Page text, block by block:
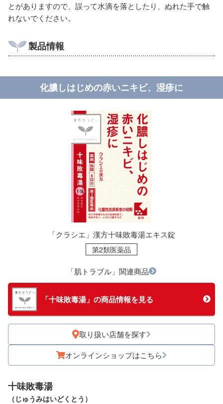
とがありますので、誤って水滴を落としたり、ぬれた手で触
れないでください。
製品情報
化膿しはじめの赤いニキビ、湿疹に
「クラシエ」漢方十味敗毒湯エキス錠
第2類医薬品
十味敗毒湯
（じゅうみはいどくとう）
「肌トラブル」関連商品
「十味敗毒湯」の商品情報を見る
取り扱い店舗を探す
オンラインショップはこちら